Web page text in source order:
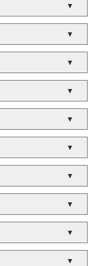
▼
▼
▼
▼
▼
▼
▼
▼
▼
▼